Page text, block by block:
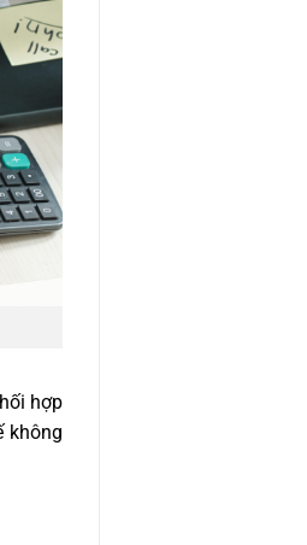
hợp
không